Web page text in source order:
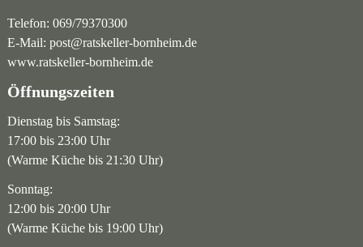
Telefon: 069/79370300
E-Mail: post@ratskeller-bornheim.de
www.ratskeller-bornheim.de
Öffnungszeiten
Dienstag bis Samstag:
17:00 bis 23:00 Uhr
(Warme Küche bis 21:30 Uhr)
Sonntag:
12:00 bis 20:00 Uhr
(Warme Küche bis 19:00 Uhr)